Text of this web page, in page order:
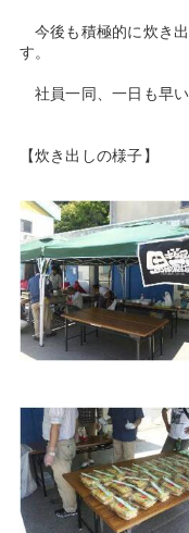
今後も積極的に炊き
す。
社員一同、一日も早い
【炊き出しの様子】